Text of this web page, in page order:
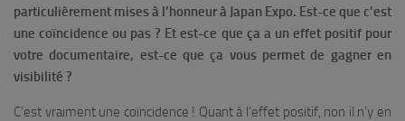
particulièrement mises à l’honneur à Japan Expo. Est-ce que c’est
une coïncidence ou pas ? Et est-ce que ça a un effet positif pour
votre documentaire, est-ce que ça vous permet de gagner en
visibilité ?
C’est vraiment une coïncidence ! Quant à l’effet positif, non il n’y en